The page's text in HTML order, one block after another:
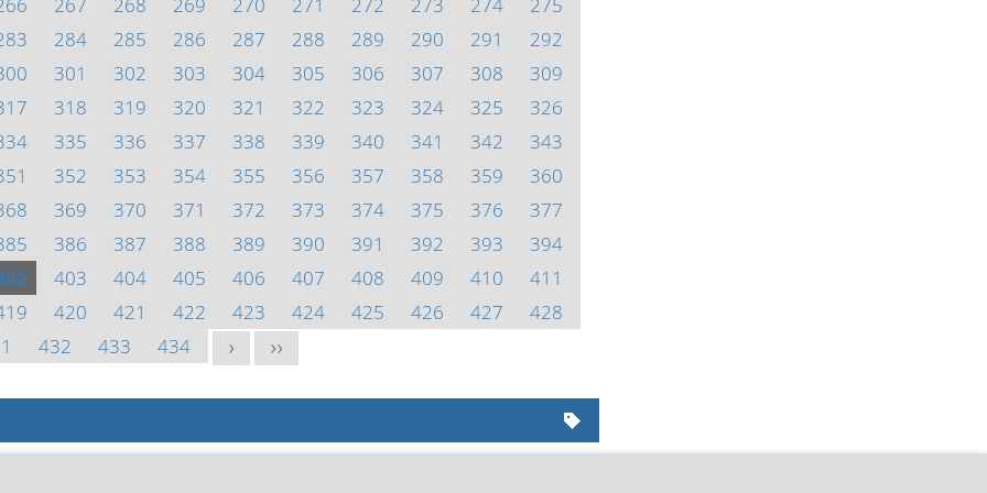
284 285 286 287 288 289 290 291
292
301 302 303 304 305 306 307 308
309
318 319 320 321 322 323 324 325
326
335 336 337 338 339 340 341 342
343
352 353 354 355 356 357 358 359
360
369 370 371 372 373 374 375 376
377
386 387 388 389 390 391 392 393
394
403 404 405 406 407 408 409 410
411
420 421 422 423 424 425 426 427
428
432 433 434 > >>